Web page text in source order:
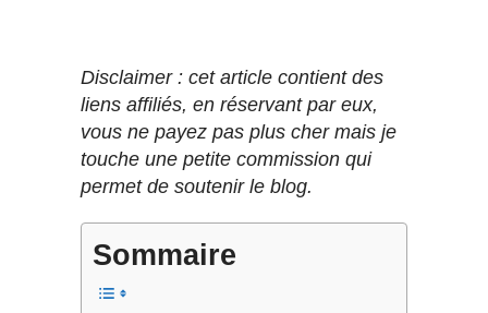
Disclaimer : cet article contient des
liens affiliés, en réservant par eux,
vous ne payez pas plus cher mais je
touche une petite commission qui
permet de soutenir le blog.
Sommaire